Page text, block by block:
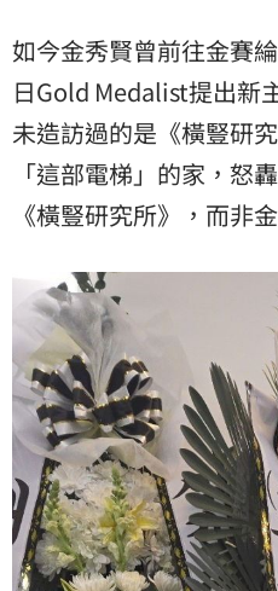
如今金秀賢曾前往金賽
日Gold Medalist提出新
未造訪過的是《橫豎研
「這部電梯」的家，怒
《橫豎研究所》，而非